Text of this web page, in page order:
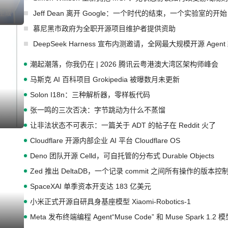
Jeff Dean 离开 Google：一个时代的结束，一个实验室的开始
慕尼黑市政府为全职开源项目维护者提供资助
DeepSeek Harness 宣布内测邀请，全网最大规模开源 Agent
潮起潮落，你我仍在 | 2026 腾讯云粤港澳大湾区架构师峰会
马斯克 AI 百科项目 Grokipedia 被曝数月未更新
Solon I18n：三种解析器，零样板代码
张一鸣的三次否决：字节跳动为什么不蒸馏
让非法状态不可表示：一篇关于 ADT 的帖子在 Reddit 火了
Cloudflare 开源内部企业 AI 平台 Cloudflare OS
Deno 团队开源 Celld，可自托管的分布式 Durable Objects
Zed 推出 DeltaDB，一个记录 commit 之间所有操作的版本控
SpaceXAI 单季资本开支达 183 亿美元
小米正式开源自研具身基座模型 Xiaomi-Robotics-1
Meta 发布终端编程 Agent“Muse Code” 和 Muse Spark 1.2 模